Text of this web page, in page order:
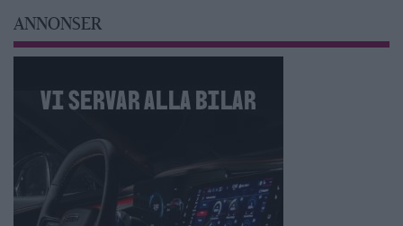
ANNONSER